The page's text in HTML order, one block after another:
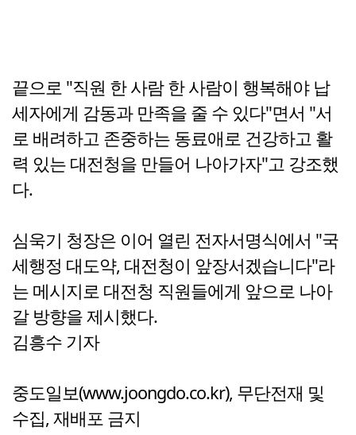
끝으로 "직원 한 사람 한 사람이 행복해야 납
세자에게 감동과 만족을 줄 수 있다"면서 "서
로 배려하고 존중하는 동료애로 건강하고 활
력 있는 대전청을 만들어 나아가자"고 강조했
다.
심욱기 청장은 이어 열린 전자서명식에서 "국
세행정 대도약, 대전청이 앞장서겠습니다"라
는 메시지로 대전청 직원들에게 앞으로 나아
갈 방향을 제시했다.
김흥수 기자
중도일보(www.joongdo.co.kr), 무단전재 및
수집, 재배포 금지